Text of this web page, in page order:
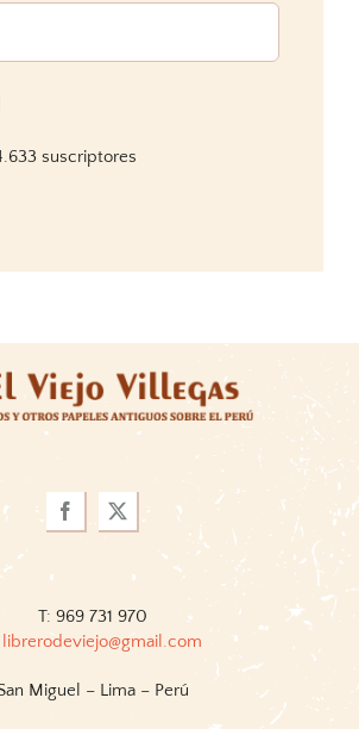
suscriptores
T: 969 731 970
librerodeviejo@gmail.com
Miguel – Lima – Perú